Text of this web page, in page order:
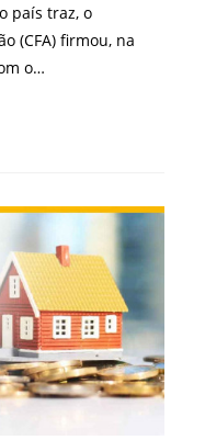
país traz, o
(CFA) firmou, na
o…